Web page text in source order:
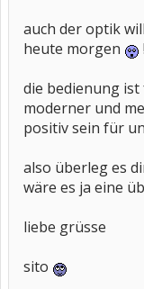
auch der optik
heute morgen
die bedienung
moderner und
positiv sein für
also überleg es
wäre es ja eine
liebe grüsse
sito